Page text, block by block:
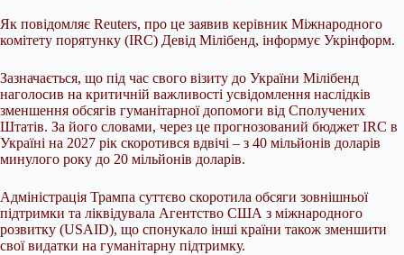
Як повідомляє Reuters, про це заявив керівник Міжнародного
комітету порятунку (IRC) Девід Мілібенд, інформує Укрінформ.
Зазначається, що під час свого візиту до України Мілібенд
наголосив на критичній важливості усвідомлення наслідків
зменшення обсягів гуманітарної допомоги від Сполучених
Штатів. За його словами, через це прогнозований бюджет IRC в
Україні на 2027 рік скоротився вдвічі – з 40 мільйонів доларів
минулого року до 20 мільйонів доларів.
Адміністрація Трампа суттєво скоротила обсяги зовнішньої
підтримки та ліквідувала Агентство США з міжнародного
розвитку (USAID), що спонукало інші країни також зменшити
свої видатки на гуманітарну підтримку.